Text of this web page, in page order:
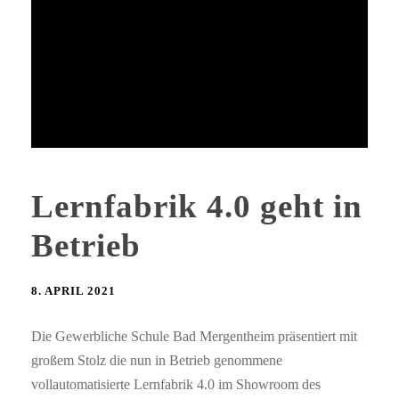
Lernfabrik 4.0 geht in
Betrieb
8. APRIL 2021
Die Gewerbliche Schule Bad Mergentheim präsentiert mit
großem Stolz die nun in Betrieb genommene
vollautomatisierte Lernfabrik 4.0 im Showroom des